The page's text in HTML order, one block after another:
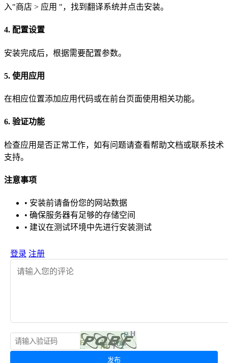
入"商店 > 应用 "，找到翻译系统并点击安装。
4. 配置设置
安装完成后，根据需要配置参数。
5. 使用应用
在相应位置添加应用代码或在前台页面使用相关功能。
6. 验证功能
检查应用是否正常工作，如有问题请查看帮助文档或联系技术
支持。
注意事项
• 安装前请备份您的网站数据
• 确保服务器有足够的存储空间
• 建议在测试环境中先进行安装测试
登录 注册
发布